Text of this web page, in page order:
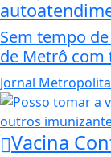
Sem tempo
de Metrô
Jornal
Vacina